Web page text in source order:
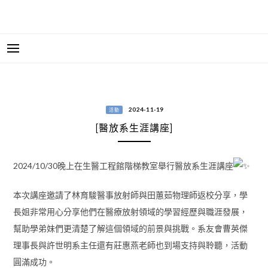
活動 2024-11-19
[醫放系生涯講座]
2024/10/30晚上在生醫工程館階梯教室舉行醫放系生涯講座
本次講座邀請了林育駿醫事放射師與田蕙茹物理師返校分享，學
長姐非常用心分享他們在醫療放射領域的學習經歷與職涯發展，
幫助學弟妹們更清楚了解這個領域的前景與挑戰。系友會曹英傑
理事長與許世明系主任還有莊惠燕老師也到場支持與聆聽，活動
圓滿成功。